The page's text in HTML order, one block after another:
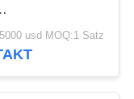
usd MOQ:1 Satz